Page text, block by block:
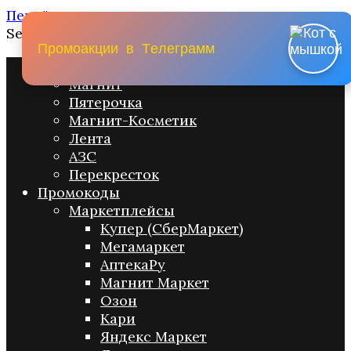
Перейти к содержанию
Search for:
Магнит
Пятерочка
Магнит-Косметик
Лента
АЗС
Перекресток
Промокоды
Маркетплейсы
Купер (СберМаркет)
Мегамаркет
АптекаРу
Магнит Маркет
Озон
Кари
Яндекс Маркет
Промоакции в Телеграмм